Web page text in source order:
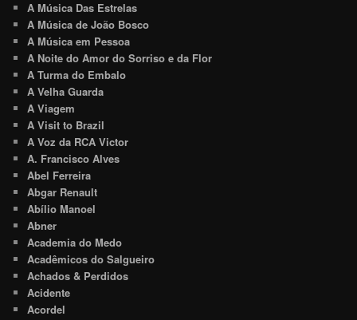
A Música Das Estrelas
A Música de João Bosco
A Música em Pessoa
A Noite do Amor do Sorriso e da Flor
A Turma do Embalo
A Velha Guarda
A Viagem
A Visit to Brazil
A Voz da RCA Victor
A. Francisco Alves
Abel Ferreira
Abgar Renault
Abílio Manoel
Abner
Academia do Medo
Acadêmicos do Salgueiro
Achados & Perdidos
Acidente
Acordel